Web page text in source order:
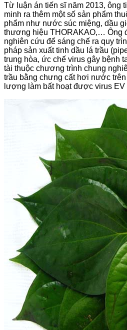
Từ luận án tiến sĩ năm 2013, ông
minh ra thêm một số sản phẩm
phẩm như nước súc miệng, dầu
thương hiệu THORAKAO,… Ông
nghiên cứu để sáng chế ra quy
pháp sản xuất tinh dầu lá trầu
trung hòa, ức chế virus gây bệnh
tài thuộc chương trình chung
trầu bằng chưng cất hơi nước
lượng làm bất hoạt được virus EV